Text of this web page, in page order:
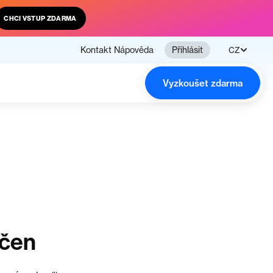
CHCI VSTUP ZDARMA
Kontakt Nápověda Přihlásit CZ
Vyzkoušet zdarma